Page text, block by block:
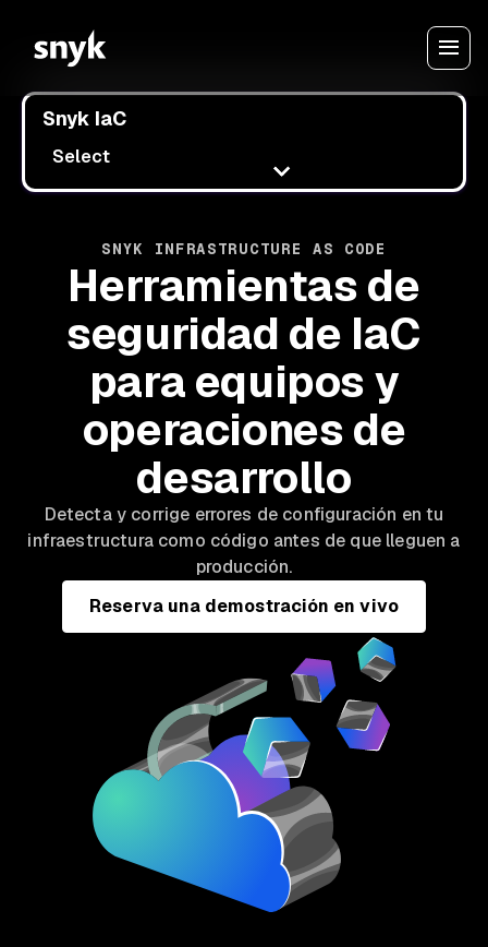
Snyk IaC
Select
SNYK INFRASTRUCTURE AS CODE
Herramientas de
seguridad de IaC
para equipos y
operaciones de
desarrollo
Detecta y corrige errores de configuración en tu
infraestructura como código antes de que lleguen a
producción.
Reserva una demostración en vivo